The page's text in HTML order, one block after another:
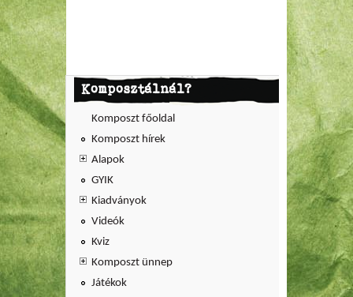
Komposztálnál?
Komposzt főoldal
Komposzt hírek
Alapok
GYIK
Kiadványok
Videók
Kviz
Komposzt ünnep
Játékok